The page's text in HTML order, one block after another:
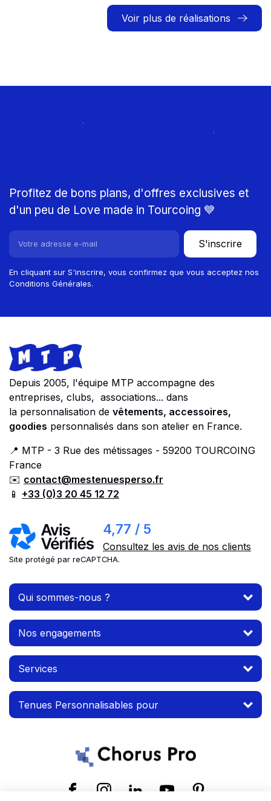
Voir plus de réalisations
Rejoignez le Club
Profitez de bons plans, d'offres exclusives et
d'un peu de Love made in Tourcoing 💙
S'inscrire
En cliquant sur S'inscrire, vous confirmez que vous acceptez nos
Conditions Générales.
Footer
Store information
Depuis 2005, l'équipe MTP accompagne des
entreprises, clubs, associations... dans
la personnalisation de vêtements, accessoires,
goodies personnalisés dans son atelier en France.
📍 MTP - 3 Rue des métissages - 59200 TOURCOING
France
✉️ contact@mestenuesperso.fr
📱 +33 (0)3 20 45 12 72
4,77 / 5
Consultez les avis de nos clients
Site protégé par reCAPTCHA.
Qui sommes-nous ?
Nos engagements
Services
Tenues Personnalisables pour